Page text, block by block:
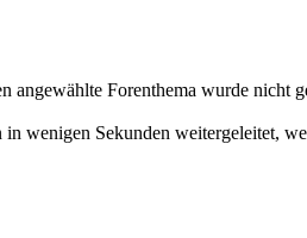
angewählte Forenthema wurde nicht
in wenigen Sekunden weitergeleitet,